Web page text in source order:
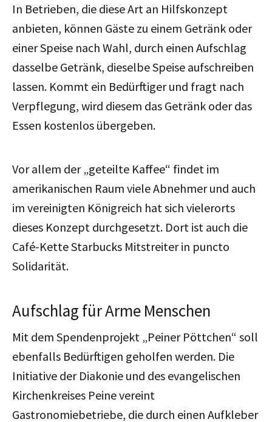
In Betrieben, die diese Art an Hilfskonzept
anbieten, können Gäste zu einem Getränk oder
einer Speise nach Wahl, durch einen Aufschlag
dasselbe Getränk, dieselbe Speise aufschreiben
lassen. Kommt ein Bedürftiger und fragt nach
Verpflegung, wird diesem das Getränk oder das
Essen kostenlos übergeben.
Vor allem der „geteilte Kaffee“ findet im
amerikanischen Raum viele Abnehmer und auch
im vereinigten Königreich hat sich vielerorts
dieses Konzept durchgesetzt. Dort ist auch die
Café-Kette Starbucks Mitstreiter in puncto
Solidarität.
Aufschlag für Arme Menschen
Mit dem Spendenprojekt „Peiner Pöttchen“ soll
ebenfalls Bedürftigen geholfen werden. Die
Initiative der Diakonie und des evangelischen
Kirchenkreises Peine vereint
Gastronomiebetriebe, die durch einen Aufkleber